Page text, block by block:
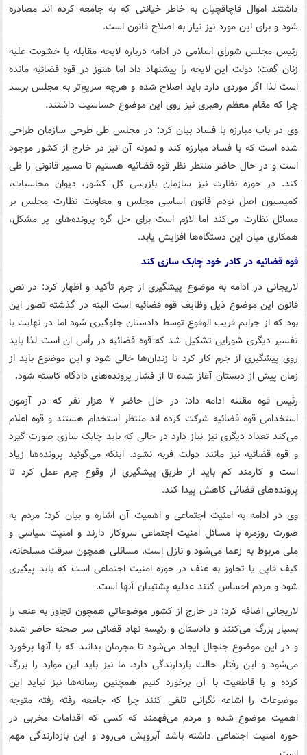
داشتند اموال قاچاقچیان به خاطر خیانتی که به جامعه کرده اند مصادره
شود و برای این مورد نیز نیاز به اصلاح قانون است.
رئیس مجلس شورای اسلامی در ادامه درباره لایحه مقابله با خشونت علیه
زنان گفت: دولت این لایحه را پیشنهاد داد اما هنوز در قوه قضائیه مانده
است لذا اگر موردی دارد باید اصلاح شده و هرچه سریع‌تر به مجلس برسد
چرا که مقام معظم رهبری نیز روی این موضوع حساسیت داشتند.
وی در باب مبارزه با فساد بیان کرد: در مجلس طی طرحی سازمان طراحی
شده است که با فساد مبارزه کند و نمونه آن نیز در خارج از کشور موجود
است و در حال حاضر منتطر نظر قوه قضائیه هستیم تا مسیر قانونی را طی
کند. در حوزه نظارت نیز سازمان بازرسی کل کشور، دیوان محاسبات،
کمیسیون اصل نودم قانون اساسی مجلس و معاونت نظارت مجلس بر
مسائل نظارت می‌کند اما لازم است برای حل گره پرونده‌های پر مشکل،
همکاری میان این دستگاه‌ها افزایش یابد.
قوه قضائیه در کادر خود چابک سازی کند
لاریجانی در ادامه به موضوع پیشگیری از جرم تأکید و اظهار کرد: در نص
قانون این موضوع ذیل وظایف قوه قضائیه است البته در گذشته تصور این
بود که از جرایم قریب الوقوع توسط دادستان جلوگیری شود اما در نهایت با
تفسیر دیگری شورایی تشکیل شد که قوه قضائیه در رأس ان است لذا باید
روی پیشگیری از جرم کار کرد تا زندان‌ها خالی شود و این موضوع باید از
زمان پیش از دبستان آغاز شده تا از فشار پرونده‌های دادگاه کاسته شود.
رئیس قوه مقننه ادامه داد: در حال حاضر ۷ هزار نفر که در آزمون
استخدامی قوه قضائیه شرکت کرده اند منتظر استخدام هستند و قوه اعلام
می‌کند تعداد دیگری نیز نیاز دارد در حالی که باید چابک سازی صورت گیرد
و قوه قضائیه نیز مانند دولت فربه نشود. اینکه می‌گوئید پرونده‌ها زیاد
است و کارمند کم باید از طریق پیشگیری از وقوع جرم عمل کرد تا
پرونده‌های قضائی کاهش پیدا کند.
وی در ادامه به امنیت اجتماعی و اهمیت آن اشاره و بیان کرد: مردم به
صورت روزمره با مسائل امنیت اجتماعی سروکار دارند و امنیت سیاسی و
ملی مربوط به زعما می‌شود و نازل است. مسائلی همچون سرقت مسلحانه،
کیف قاپی یا تجاوز به عنف در حوزه امنیت اجتماعی است که باید پیگیری
شود و مردم احساس کنند عدلیه پشتیبان آنها است.
لاریجانی اضافه کرد: در خارج از کشور موضوعاتی همچون تجاوز به عنف را
بسیار بزرگ می‌کنند و دادستان و رئیسه نهاد قضائی سر صحنه حاضر شده
و در این موضوع جنجال ایجاد می‌شود تا مجرمان بدانند که با آنها برخورد
می‌شود و این رفتار حالت بازدارندگی دارد. ما نیز باید این موارد را بزرگ
کرده و با قاطعیت با آن برخورد کنیم همچنین رسانه‌ها نیز نباید این
موضوعات را اشاعه نگرانی تلقی کنند چرا که جامعه رفته رفته متوجه
اهمیت موضوع شده و مردم می‌فهمند که کسی که اقدامات مخربی در
حوزه امنیت اجتماعی داشته باشد آبرویش می‌رود و این بازدارندگی مهم